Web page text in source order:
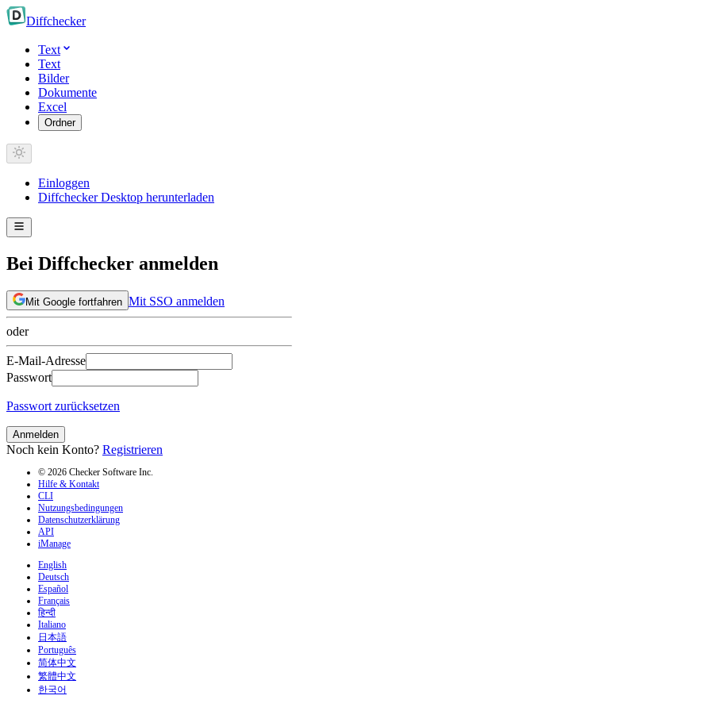
Diffchecker
Text
Text
Bilder
Dokumente
Excel
Ordner
Einloggen
Diffchecker Desktop herunterladen
Bei Diffchecker anmelden
Mit Google fortfahren Mit SSO anmelden
oder
E-Mail-Adresse
Passwort
Passwort zurücksetzen
Anmelden
Noch kein Konto? Registrieren
© 2026 Checker Software Inc.
Hilfe & Kontakt
CLI
Nutzungsbedingungen
Datenschutzerklärung
API
iManage
English
Deutsch
Español
Français
हिन्दी
Italiano
日本語
Português
简体中文
繁體中文
한국어